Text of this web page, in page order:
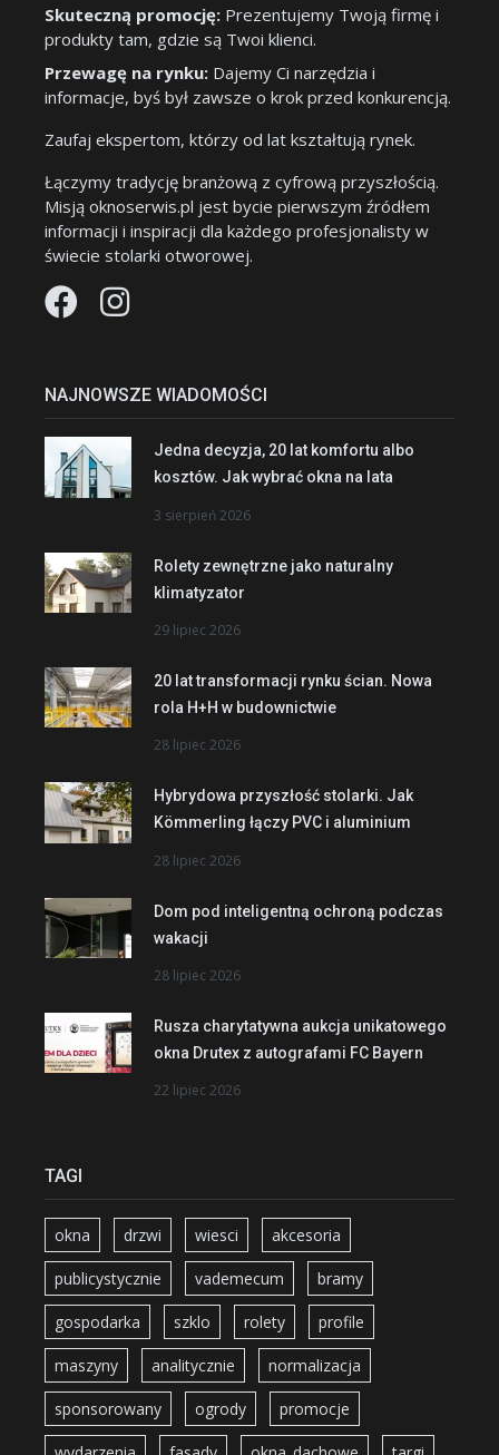
Skuteczną promocję: Prezentujemy Twoją firmę i
produkty tam, gdzie są Twoi klienci.
Przewagę na rynku: Dajemy Ci narzędzia i
informacje, byś był zawsze o krok przed konkurencją.
Zaufaj ekspertom, którzy od lat kształtują rynek.
Łączymy tradycję branżową z cyfrową przyszłością.
Misją oknoserwis.pl jest bycie pierwszym źródłem
informacji i inspiracji dla każdego profesjonalisty w
świecie stolarki otworowej.
NAJNOWSZE WIADOMOŚCI
Jedna decyzja, 20 lat komfortu albo
kosztów. Jak wybrać okna na lata
3 sierpień 2026
Rolety zewnętrzne jako naturalny
klimatyzator
29 lipiec 2026
20 lat transformacji rynku ścian. Nowa
rola H+H w budownictwie
28 lipiec 2026
Hybrydowa przyszłość stolarki. Jak
Kömmerling łączy PVC i aluminium
28 lipiec 2026
Dom pod inteligentną ochroną podczas
wakacji
28 lipiec 2026
Rusza charytatywna aukcja unikatowego
okna Drutex z autografami FC Bayern
22 lipiec 2026
TAGI
okna drzwi wiesci akcesoria
publicystycznie vademecum bramy
gospodarka szklo rolety profile
maszyny analitycznie normalizacja
sponsorowany ogrody promocje